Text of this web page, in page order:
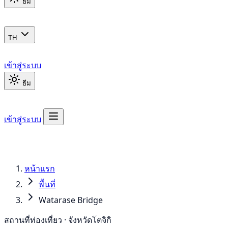
TH
เข้าสู่ระบบ
ธีม
เข้าสู่ระบบ
หน้าแรก
พื้นที่
Watarase Bridge
สถานที่ท่องเที่ยว · จังหวัดโตจิกิ